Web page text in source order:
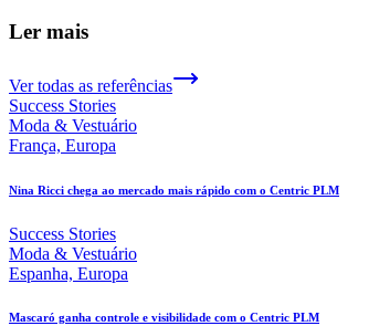
Ler mais
Ver todas as referências
Success Stories
Moda & Vestuário
França, Europa
Nina Ricci chega ao mercado mais rápido com o Centric PLM
Success Stories
Moda & Vestuário
Espanha, Europa
Mascaró ganha controle e visibilidade com o Centric PLM